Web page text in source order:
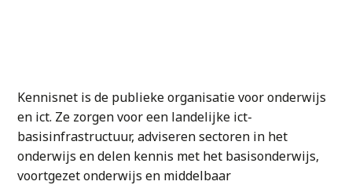
Kennisnet is de publieke organisatie voor onderwijs
en ict. Ze zorgen voor een landelijke ict-
basisinfrastructuur, adviseren sectoren in het
onderwijs en delen kennis met het basisonderwijs,
voortgezet onderwijs en middelbaar